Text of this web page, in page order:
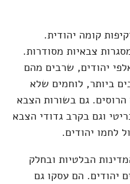
קומה יהודית.
צבאיות מסודרות.
יהודים, שרבים מהם
ביותר, לוחמים שלא
גם בשורות הצבא
וגם בקרב גדודי הצבא
יהודים.
הבלטיות ובחלק
יהודים. הם עסקו גם